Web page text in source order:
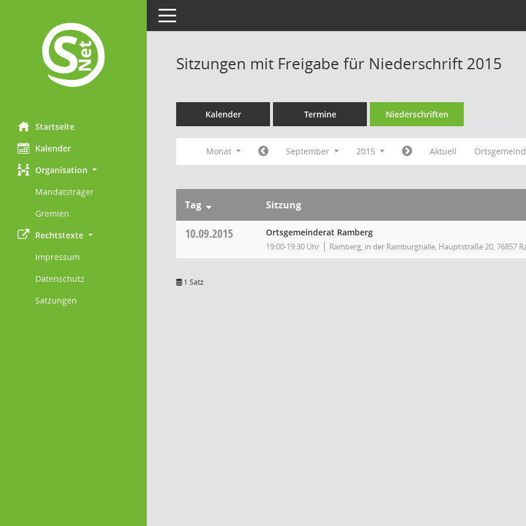
Startseite
Kalender
Organisation
Mandatsträger
Gremien
Rechtstexte
Impressum
Datenschutz
Satzungen
Toggle navigation
Sitzungen mit Freigabe für Niederschrift 2015
Kalender Termine Niederschriften
Monat September 2015 Aktuell
Tag Sitzung
10.09.2015 Ortsgemeinderat Ramberg
19:00-19:30 Uhr Ramberg, in der Ramburghalle, Hauptstraße 20, 76857
1 Satz